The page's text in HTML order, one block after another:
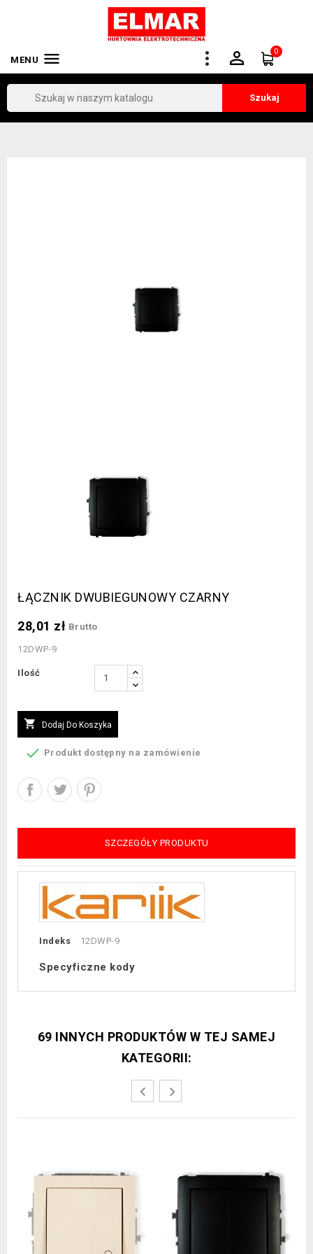
MENU  0

Szukaj
ŁĄCZNIK DWUBIEGUNOWY CZARNY
28,01 zł Brutto
12DWP-9
Ilość
 Dodaj Do Koszyka
 Produkt dostępny na zamówienie
SZCZEGÓŁY PRODUKTU
Indeks 12DWP-9
Specyficzne kody
69 INNYCH PRODUKTÓW W TEJ SAMEJ
KATEGORII: